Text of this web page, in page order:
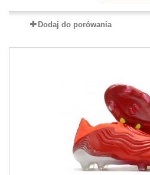
Dodaj do porówania